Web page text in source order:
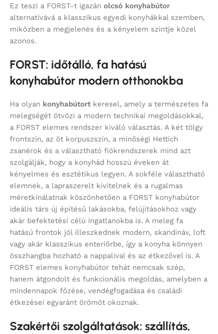
Ez teszi a FORST-t igazán olcsó konyhabútor
alternatívává a klasszikus egyedi konyhákkal szemben,
miközben a megjelenés és a kényelem szintje közel
azonos.
FORST: időtálló, fa hatású
konyhabútor modern otthonokba
Ha olyan konyhabútort keresel, amely a természetes fa
melegségét ötvözi a modern technikai megoldásokkal,
a FORST elemes rendszer kiváló választás. A két tölgy
frontszín, az öt korpuszszín, a minőségi Hettich
zsanérok és a választható fiókrendszerek mind azt
szolgálják, hogy a konyhád hosszú éveken át
kényelmes és esztétikus legyen. A sokféle választható
elemnek, a lapraszerelt kivitelnek és a rugalmas
méretkínálatnak köszönhetően a FORST konyhabútor
ideális társ új építésű lakásokba, felújításokhoz vagy
akár befektetési célú ingatlanokba is. A meleg fa
hatású frontok jól illeszkednek modern, skandináv, loft
vagy akár klasszikus enteriőrbe, így a konyha könnyen
összhangba hozható a nappalival és az étkezővel is. A
FORST elemes konyhabútor tehát nemcsak szép,
hanem átgondolt és funkcionális megoldás, amelyben a
mindennapok főzése, vendégfogadása és családi
étkezései egyaránt örömöt okoznak.
Szakértői szolgáltatások: szállítás,